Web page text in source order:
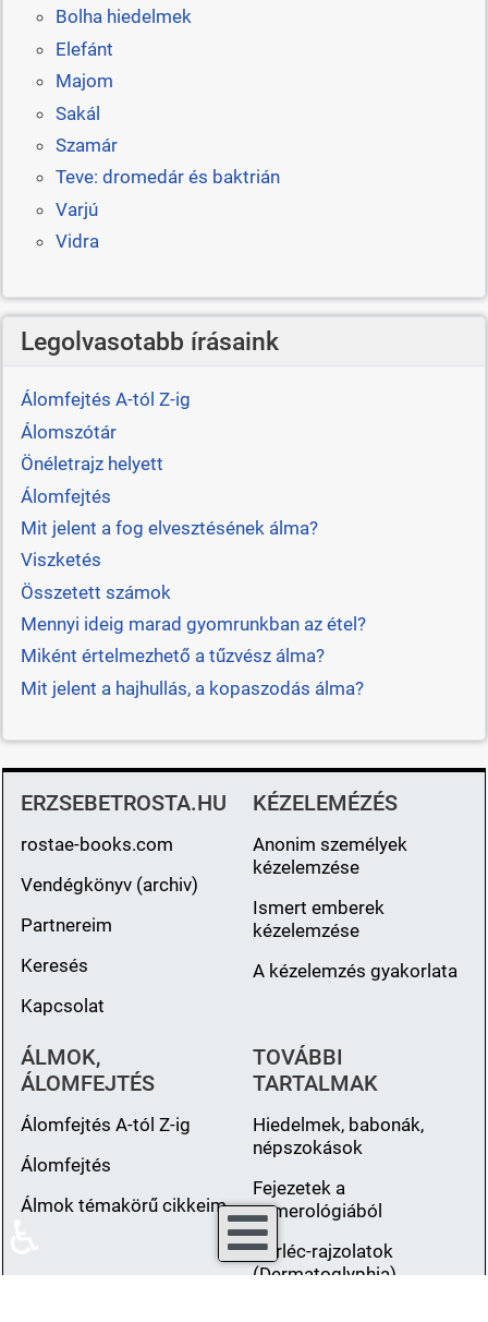
Bolha hiedelmek
Elefánt
Majom
Sakál
Szamár
Teve: dromedár és baktrián
Varjú
Vidra
Legolvasotabb írásaink
Álomfejtés A-tól Z-ig
Álomszótár
Önéletrajz helyett
Álomfejtés
Mit jelent a fog elvesztésének álma?
Viszketés
Összetett számok
Mennyi ideig marad gyomrunkban az étel?
Miként értelmezhető a tűzvész álma?
Mit jelent a hajhullás, a kopaszodás álma?
ERZSEBETROSTA.HU
rostae-books.com
Vendégkönyv (archiv)
Partnereim
Keresés
Kapcsolat
KÉZELEMÉZÉS
Anonim személyek
kézelemzése
Ismert emberek
kézelemzése
A kézelemzés gyakorlata
ÁLMOK,
ÁLOMFEJTÉS
Álomfejtés A-tól Z-ig
Álomfejtés
Álmok témakörű cikkeim
TOVÁBBI
TARTALMAK
Hiedelmek, babonák,
népszokások
Fejezetek a
numerológiából
Bőrléc-rajzolatok
(Dermatoglyphia)